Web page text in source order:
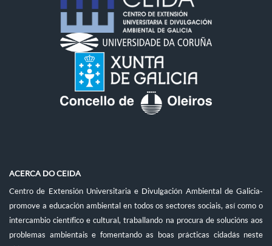
ACERCA DO CEIDA
Centro de Extensión Universitaria e Divulgación Ambiental de Galicia-
promove a educación ambiental en todos os sectores sociais, así como o
intercambio científico e cultural, traballando na procura de solucións aos
problemas ambientais e fomentando as boas prácticas cidadás neste